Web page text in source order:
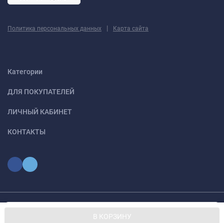
В КОРЗИНУ
Политика персональных данных | Карта сайта
Категории
ДЛЯ ПОКУПАТЕЛЕЙ
ЛИЧНЫЙ КАБИНЕТ
КОНТАКТЫ